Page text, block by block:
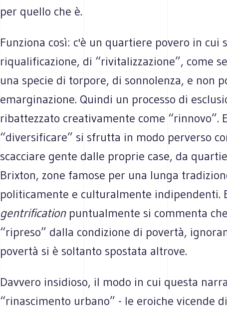
per quello che è.
Funziona così: c'è un quartiere povero in cui
riqualificazione, di “rivitalizzazione”, come
una specie di torpore, di sonnolenza, e non
emarginazione. Quindi un processo di
ribattezzato creativamente come “rinnovo”.
“diversificare” si sfrutta in modo perverso
scacciare gente dalle proprie case, da
Brixton, zone famose per una lunga
politicamente e culturalmente indipendenti.
gentrificationpuntualmente si commenta
“ripreso” dalla condizione di povertà,
povertà si è soltanto spostata altrove.
Davvero insidioso, il modo in cui questa
“rinascimento urbano” - le eroiche vicende